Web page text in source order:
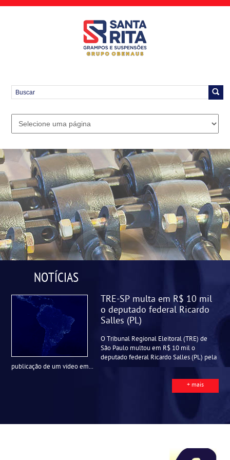
NOTÍCIAS
TRE-SP multa em R$ 10 mil
o deputado federal Ricardo
Salles (PL)
O Tribunal Regional Eleitoral (TRE) de
São Paulo multou em R$ 10 mil o
deputado federal Ricardo Salles (PL) pela
publicação de um vídeo em...
+ mais